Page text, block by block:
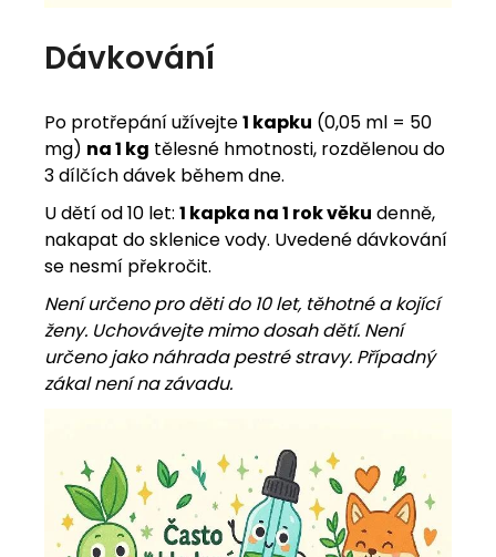
Dávkování
Po protřepání užívejte1 kapku (0,05 ml = 50
mg) na 1 kg tělesné hmotnosti, rozdělenou do
3 dílčích dávek během dne.
U dětí od 10 let: 1 kapka na 1 rok věku denně,
nakapat do sklenice vody. Uvedené dávkování
se nesmí překročit.
Není určeno pro děti do 10 let, těhotné a kojící
ženy. Uchovávejte mimo dosah dětí. Není
určeno jako náhrada pestré stravy. Případný
zákal není na závadu.